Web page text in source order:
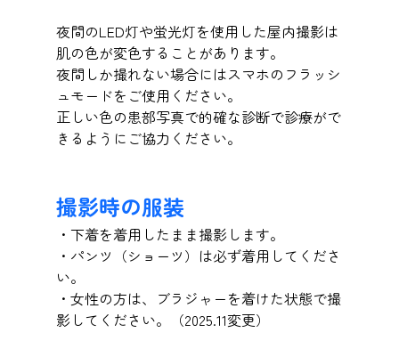
夜間のLED灯や蛍光灯を使用した屋内撮影は
肌の色が変色することがあります。
夜間しか撮れない場合にはスマホのフラッシ
ュモードをご使用ください。
正しい色の患部写真で的確な診断で診療がで
きるようにご協力ください。
撮影時の服装
・下着を着用したまま撮影します。
・パンツ（ショーツ）は必ず着用してくださ
い。
・女性の方は、ブラジャーを着けた状態で撮
影してください。（2025.11変更）